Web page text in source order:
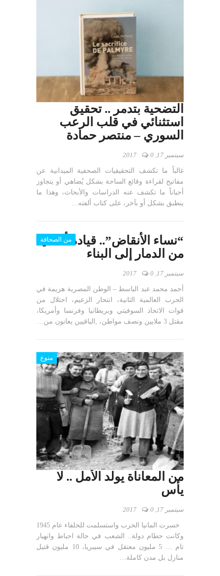
التضحية بتدمر .. تحقيق
استثنائي في قلب الرعب
السوري – منتصر حمادة
سبتمبر 17, 2017 0
غالباً ما تكشف التحقيقيات الصحفية الميدانية عن
مفاتيح لقراءة وقائع الساحة بشكل يُضاهي أو يتجاوز
أحياناً ما تكشف عنه الدراسات والأبحاث، وهذا ما
ينطبق بشكل أو بآخر، على كتاب ألفته…
من الصحافة
“نساء الأنقاض”.. قيادة ألمانيا
من الدمار إلى البناء
سبتمبر 17, 2017 0
أحمد محمد عبد الباسط – الوطن المصرية هزيمة في
الحرب العالمية الثانية، انتحار الزعيم، احتلال من
قوات الاتحاد السوفيتي وبريطانيا وفرنسا وأمريكا،
مقتل 3 ملايين ونصف مواطن، ,الباقيين يعانون من…
منوع
من المعاناة يولد الأمل .. لا
يأس
سبتمبر 17, 2017 0
خسرت ﺍﻟﻤﺎﻧﻴﺎ الحرب واستسلمت ﻟﻠﺤﻠﻔﺎﺀ ﻋﺎﻡ 1945
وﻛﺎﻧﺖ ﺣﻄﺎﻡ ﺩﻭﻟﺔ.. ﺍﻟﺸﻌﺐ ﻓﻲ ﺣﺎﻟﺔ ﺍﺣﺒﺎﻁ ﻭﺍﻧﻬﻴﺎﺭ
ﺗﺎﻡ … 5 ﻣﻠﻴﻮﻥ ﻣﻌﺘﻘﻞ ﻓﻲ ﺳﻴﺒﺮﻳﺎ، 10 ﻣﻠﻴﻮﻥ ﻗﺘﻴﻞ
ﻣﻨﺎﺯﻝ ﺑﻞ ﻣﺪﻥ ﻛﺎﻣﻠﺔ…